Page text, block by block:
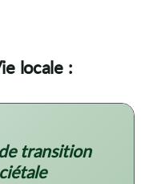
locale :
transition